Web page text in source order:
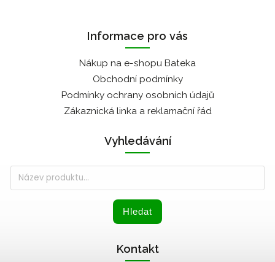
Informace pro vás
Nákup na e-shopu Bateka
Obchodní podmínky
Podmínky ochrany osobních údajů
Zákaznická linka a reklamační řád
Vyhledávání
Hledat
Kontakt